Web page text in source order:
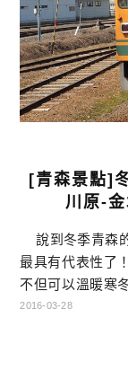
[青森景點]
川原-
說到冬季青森
最具有代表性了
不但可以溫暖寒
親手幫忙撥好讓
2016-03-28